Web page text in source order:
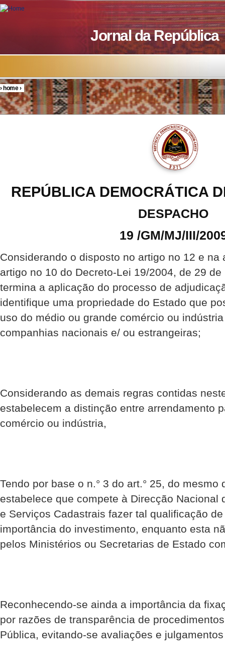
Skip to main content
Jornal da República
You are here
›home›
REPÚBLICA DEMOCRÁTICA
DESPACHO
19 /GM/MJ/III/
Considerando o disposto no artigo no 12 e na
artigo no 10 do Decreto-Lei 19/2004, de 29
termina a aplicação do processo de
identifique uma propriedade do Estado que
uso do médio ou grande comércio ou
companhias nacionais e/ ou estrangeiras;
Considerando as demais regras contidas
estabelecem a distinção entre arrendamento
comércio ou indústria,
Tendo por base o n.° 3 do art.° 25, do mesmo
estabelece que compete à Direcção Nacional
e Serviços Cadastrais fazer tal qualificação
importância do investimento, enquanto esta
pelos Ministérios ou Secretarias de Estado
Reconhecendo-se ainda a importância da
por razões de transparência de
Pública, evitando-se avaliações e